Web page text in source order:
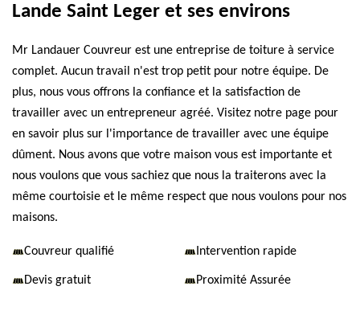
Lande Saint Leger et ses environs
Mr Landauer Couvreur est une entreprise de toiture à service
complet. Aucun travail n'est trop petit pour notre équipe. De
plus, nous vous offrons la confiance et la satisfaction de
travailler avec un entrepreneur agréé. Visitez notre page pour
en savoir plus sur l'importance de travailler avec une équipe
dûment. Nous avons que votre maison vous est importante et
nous voulons que vous sachiez que nous la traiterons avec la
même courtoisie et le même respect que nous voulons pour nos
maisons.
Couvreur qualifié Intervention rapide
Devis gratuit Proximité Assurée